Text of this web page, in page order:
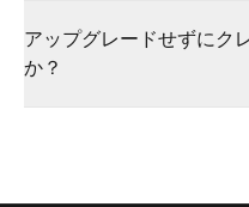
トは期限切れになりません。
アップグレードせずにク
か？